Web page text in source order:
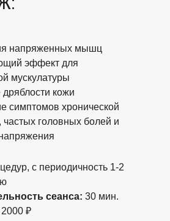
напряженных мышц
эффект для
мускулатуры
кожи
симптомов хронической
частых головных болей и
с периодичность 1-2
сеанса: 30 мин.
2000 ₽